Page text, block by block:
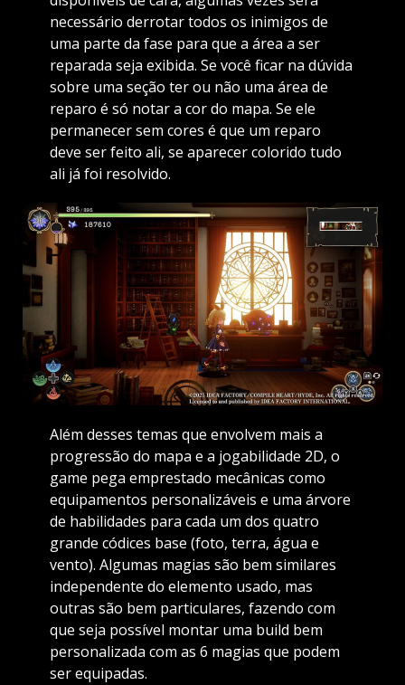
necessário derrotar todos os inimigos de
uma parte da fase para que a área a ser
reparada seja exibida. Se você ficar na dúvida
sobre uma seção ter ou não uma área de
reparo é só notar a cor do mapa. Se ele
permanecer sem cores é que um reparo
deve ser feito ali, se aparecer colorido tudo
ali já foi resolvido.
Além desses temas que envolvem mais a
progressão do mapa e a jogabilidade 2D, o
game pega emprestado mecânicas como
equipamentos personalizáveis e uma árvore
de habilidades para cada um dos quatro
grande códices base (foto, terra, água e
vento). Algumas magias são bem similares
independente do elemento usado, mas
outras são bem particulares, fazendo com
que seja possível montar uma build bem
personalizada com as 6 magias que podem
ser equipadas.